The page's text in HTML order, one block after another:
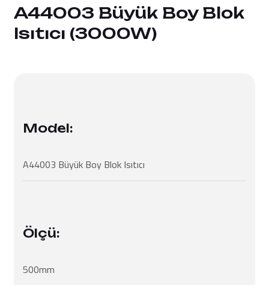
A44003 Büyük Boy Blok
Isıtıcı (3000W)
Model:
A44003 Büyük Boy Blok Isıtıcı
Ölçü:
500mm